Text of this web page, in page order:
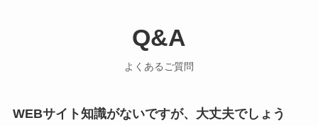
Q&A
よくあるご質問
WEBサイト知識がないですが、大丈夫でしょう